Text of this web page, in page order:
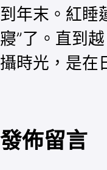
到年末。紅睡
寢”了。直到
攝時光，是在
發佈留言